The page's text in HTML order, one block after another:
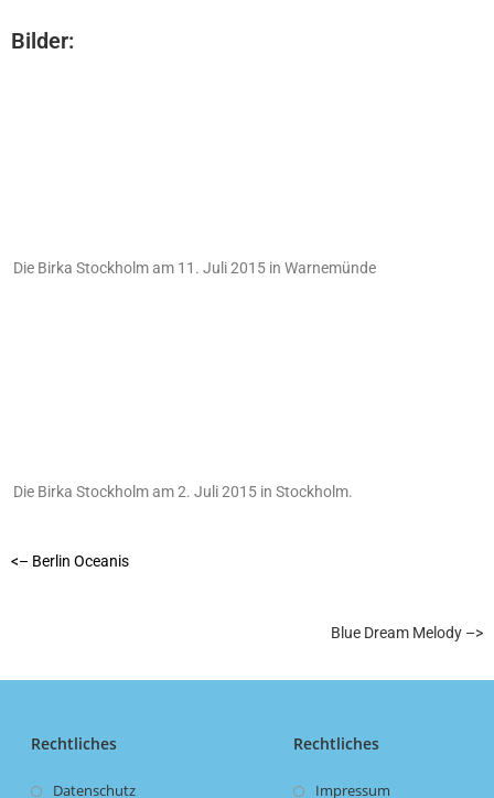
Bilder:
Die Birka Stockholm am 11. Juli 2015 in Warnemünde
Die Birka Stockholm am 2. Juli 2015 in Stockholm.
<– Berlin Oceanis
Blue Dream Melody –>
Rechtliches
Datenschutz
Rechtliches
Impressum